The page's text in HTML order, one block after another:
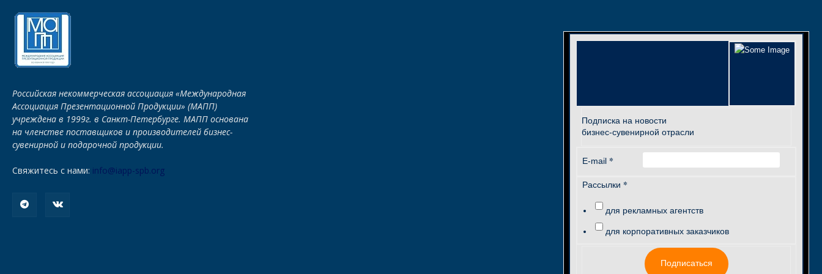
Российская некоммерческая ассоциация «Международная
Ассоциация Презентационной Продукции» (МАПП)
учреждена в 1999г. в Санкт-Петербурге. МАПП основана
на членстве поставщиков и производителей бизнес-
сувенирной и подарочной продукции.
Свяжитесь с нами: info@iapp-spb.org
Подписка на новости
бизнес-сувенирной отрасли
E-mail *
Рассылки *
для рекламных агентств
для корпоративных заказчиков
Подписаться